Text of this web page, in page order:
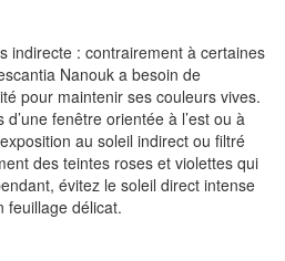
indirecte : contrairement à certaines
Nanouk a besoin de
pour maintenir ses couleurs vives.
fenêtre orientée à l’est ou à
au soleil indirect ou filtré
des teintes roses et violettes qui
évitez le soleil direct intense
feuillage délicat.